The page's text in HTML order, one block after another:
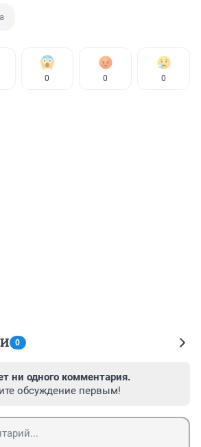
0 0 0
0
ни одного комментария.
обсуждение первым!